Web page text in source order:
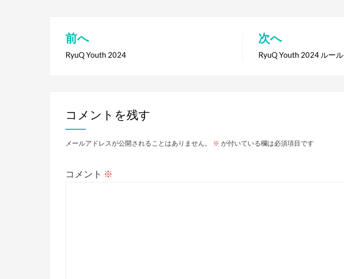
投
稿
ゲ
ー
シ
ョ
前へ
RyuQ Youth 2024
次へ
RyuQ Youth 2024 ルール
コメントを残す
メールアドレスが公開されることはありません。 ※ が付いている欄は必須項目です
コメント ※